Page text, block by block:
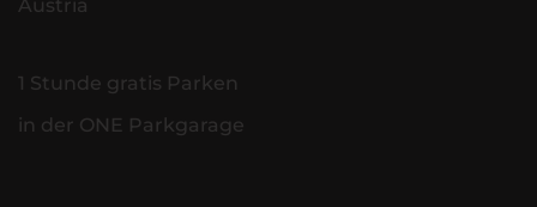
Austria
1 Stunde gratis Parken
in der ONE Parkgarage